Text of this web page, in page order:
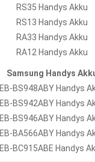
RS35 Handys Akku
RS13 Handys Akku
RA33 Handys Akku
RA12 Handys Akku
Samsung Handys
EB-BS948ABY Handys
EB-BS942ABY Handys
EB-BS946ABY Handys
EB-BA566ABY Handys
EB-BC915ABE Handys